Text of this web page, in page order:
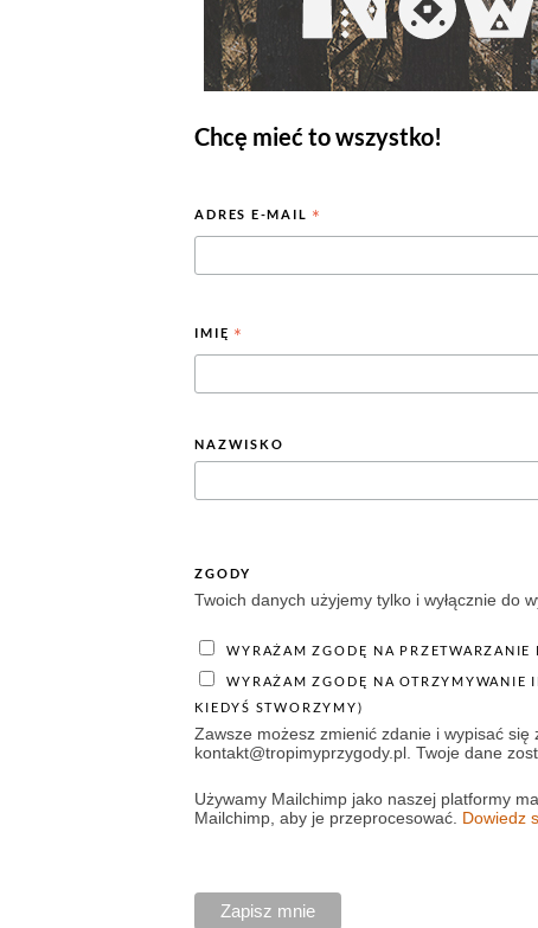
Chcę mieć to wszystko!
ADRES E-MAIL *
IMIĘ *
NAZWISKO
ZGODY
Twoich danych użyjemy tylko i wyłącznie do
WYRAŻAM ZGODĘ NA
WYRAŻAM ZGODĘ NA OTRZYMYWANIE INFORMACJI O
KIEDYŚ STWORZYMY)
Zawsze możesz zmienić zdanie i wypisać
kontakt@tropimyprzygody.pl. Twoje dane
Używamy Mailchimp jako naszej platformy
Mailchimp, aby je przeprocesować. Dowiedz